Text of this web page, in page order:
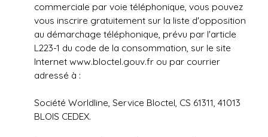
commerciale par voie téléphonique, vous pouvez
vous inscrire gratuitement sur la liste d'opposition
au démarchage téléphonique, prévu par l'article
L223-1 du code de la consommation, sur le site
Internet www.bloctel.gouv.fr ou par courrier
adressé à :
Société Worldline, Service Bloctel, CS 61311, 41013
BLOIS CEDEX.